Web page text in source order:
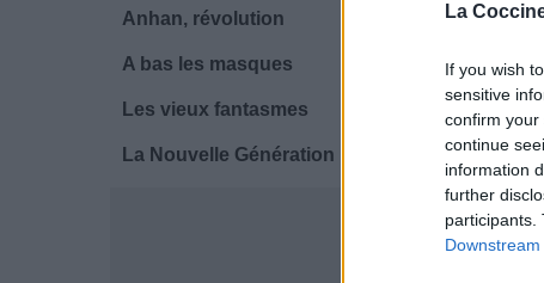
La
If you wish
sensitive
confirm your
continue
information
further
participants.
Anhan, révolution
A bas les masques
Les vieux fantasmes
La Nouvelle Génération